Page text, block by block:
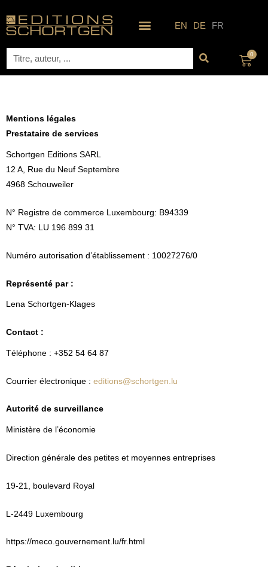
au
contenu
EN DE FR
Rechercher 0
Mentions légales
Prestataire de services
Schortgen Editions SARL
12 A, Rue du Neuf Septembre
4968 Schouweiler
N° Registre de commerce Luxembourg: B94339
N° TVA: LU 196 899 31
Numéro autorisation d’établissement : 10027276/0
Représenté par :
Lena Schortgen-Klages
Contact :
Téléphone : +352 54 64 87
Courrier électronique : editions@schortgen.lu
Autorité de surveillance
Ministère de l’économie
Direction générale des petites et moyennes entreprises
19-21, boulevard Royal
L-2449 Luxembourg
https://meco.gouvernement.lu/fr.html